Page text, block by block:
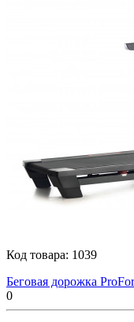
Код товара: 1039
Беговая дорожка
0